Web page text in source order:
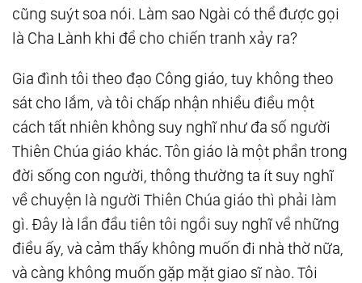
cũng suýt soa nói. Làm sao Ngài có thể được gọi
là Cha Lành khi để cho chiến tranh xảy ra?
Gia đình tôi theo đạo Công giáo, tuy không theo
sát cho lắm, và tôi chấp nhận nhiều điều một
cách tất nhiên không suy nghĩ như đa số người
Thiên Chúa giáo khác. Tôn giáo là một phần trong
đời sống con người, thông thường ta ít suy nghĩ
về chuyện là người Thiên Chúa giáo thì phải làm
gì. Đây là lần đầu tiên tôi ngồi suy nghĩ về những
điều ấy, và cảm thấy không muốn đi nhà thờ nữa,
và càng không muốn gặp mặt giao sĩ nào. Tôi